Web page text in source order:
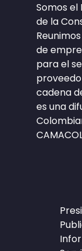
Somos
de la
de
para el
cadena
es una